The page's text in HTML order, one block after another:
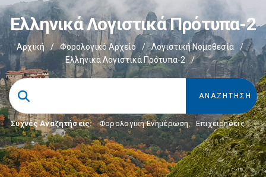
Ελληνικά Λογιστικά Πρότυπα-2
Αρχική / Φορολογικό Αρχείο / Λογιστική Νομοθεσία
/
Ελληνικά Λογιστικά Πρότυπα-2
/
Συχνές Αναζητήσεις: Φορολογικη Ενημέρωση, Επιχειρήσεις